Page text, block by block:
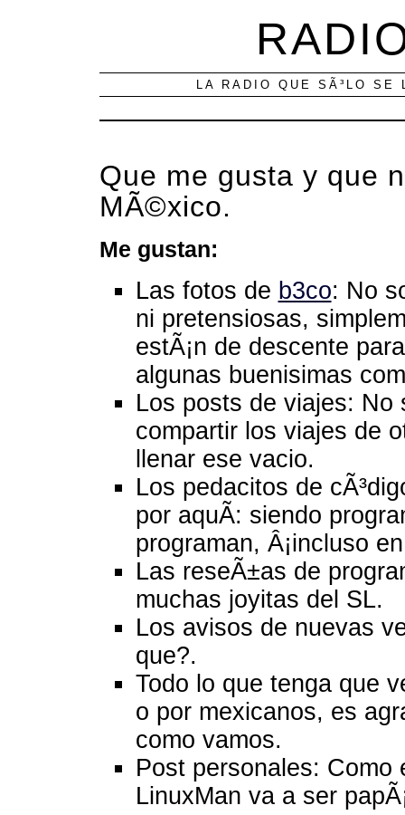
LA RADIO QUE SÃ³LO
Que me gusta y que
MÃ©xico.
Me gustan:
Las fotos de b3co: No
ni pretensiosas,
estÃ¡n de descente
algunas buenisimas
Los posts de viajes: No
compartir los viajes de
llenar ese vacio.
Los pedacitos de
por aquÃ­: siendo
programan, Â¡incluso
Las reseÃ±as de
muchas joyitas del SL.
Los avisos de nuevas
que?.
Todo lo que tenga que
o por mexicanos, es
como vamos.
Post personales: Como
LinuxMan va a ser